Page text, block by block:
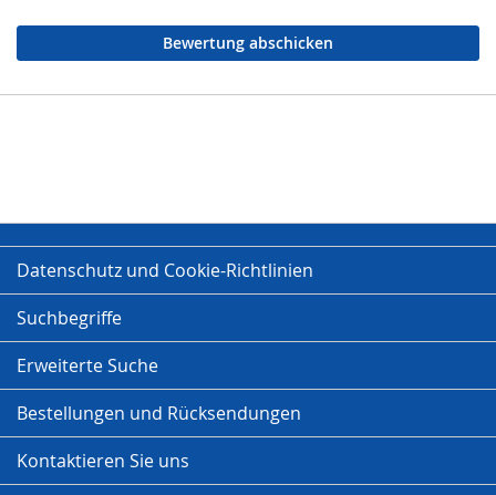
Bewertung abschicken
Datenschutz und Cookie-Richtlinien
Suchbegriffe
Erweiterte Suche
Bestellungen und Rücksendungen
Kontaktieren Sie uns